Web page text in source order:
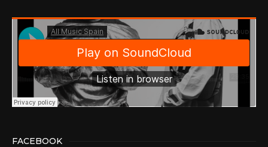
FACEBOOK